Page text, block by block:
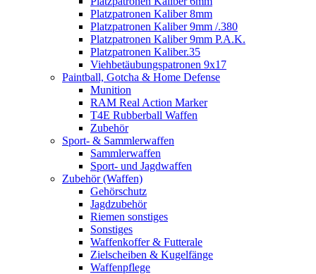
Platzpatronen Kaliber 8mm
Platzpatronen Kaliber 9mm /.380
Platzpatronen Kaliber 9mm P.A.K.
Platzpatronen Kaliber.35
Viehbetäubungspatronen 9x17
Paintball, Gotcha & Home Defense
Munition
RAM Real Action Marker
T4E Rubberball Waffen
Zubehör
Sport- & Sammlerwaffen
Sammlerwaffen
Sport- und Jagdwaffen
Zubehör (Waffen)
Gehörschutz
Jagdzubehör
Riemen sonstiges
Sonstiges
Waffenkoffer & Futterale
Zielscheiben & Kugelfänge
Waffenpflege